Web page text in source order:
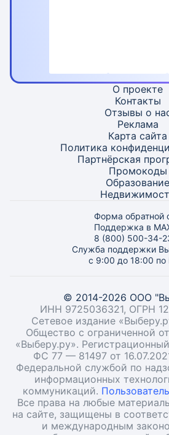
О проекте
Контакты
Отзывы о
Реклама
Карта сайта
Политика
Партнёрская
Промокоды
Образование
Форма обратной
Поддержка в
8 (800) 500-34-
Служба поддержки
с 9:00 до 18:00
© 2014-2026 ООО
ИНН 9725036321, ОГРН
Сетевое издание
Общество с ограниченной
«Выберу.ру».
ФС 77 — 81497 от
Федеральной службой по
информационных
коммуникаций.
Все права на любые
на сайте, защищены в
и международным